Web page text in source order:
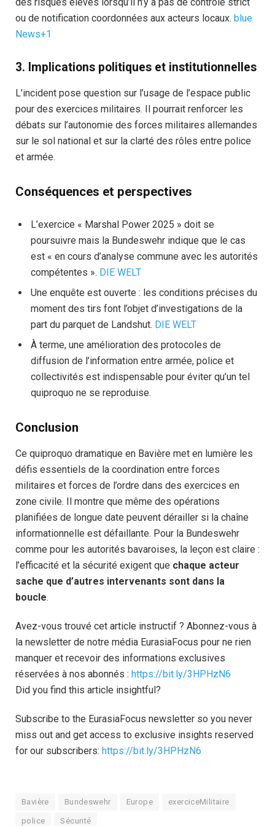
ou de notification coordonnées aux acteurs locaux. blue
News+1
3. Implications politiques et institutionnelles
L’incident pose question sur l’usage de l’espace public
pour des exercices militaires. Il pourrait renforcer les
débats sur l’autonomie des forces militaires allemandes
sur le sol national et sur la clarté des rôles entre police
et armée.
Conséquences et perspectives
L’exercice « Marshal Power 2025 » doit se
poursuivre mais la Bundeswehr indique que le cas
est « en cours d’analyse commune avec les autorités
compétentes ». DIE WELT
Une enquête est ouverte : les conditions précises du
moment des tirs font l’objet d’investigations de la
part du parquet de Landshut. DIE WELT
À terme, une amélioration des protocoles de
diffusion de l’information entre armée, police et
collectivités est indispensable pour éviter qu’un tel
quiproquo ne se reproduise.
Conclusion
Ce quiproquo dramatique en Bavière met en lumière les
défis essentiels de la coordination entre forces
militaires et forces de l’ordre dans des exercices en
zone civile. Il montre que même des opérations
planifiées de longue date peuvent dérailler si la chaîne
informationnelle est défaillante. Pour la Bundeswehr
comme pour les autorités bavaroises, la leçon est claire :
l’efficacité et la sécurité exigent que chaque acteur
sache que d’autres intervenants sont dans la
boucle.
Avez-vous trouvé cet article instructif ? Abonnez-vous à
la newsletter de notre média EurasiaFocus pour ne rien
manquer et recevoir des informations exclusives
réservées à nos abonnés : https://bit.ly/3HPHzN6
Did you find this article insightful?
Subscribe to the EurasiaFocus newsletter so you never
miss out and get access to exclusive insights reserved
for our subscribers: https://bit.ly/3HPHzN6
Bavière Bundeswehr Europe exerciceMilitaire
police Sécurité